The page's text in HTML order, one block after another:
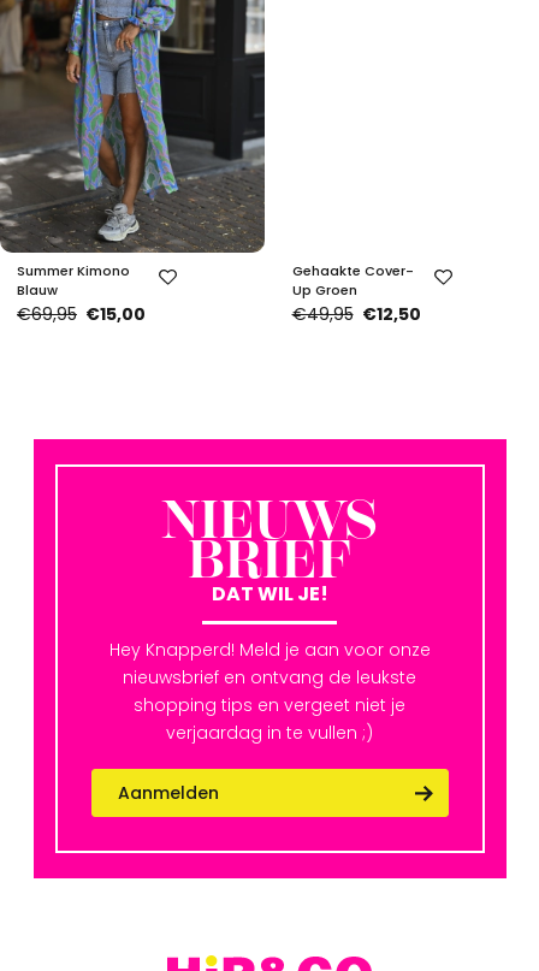
Summer Kimono
Blauw
€69,95 €15,00
Gehaakte Cover-
Up Groen
€49,95 €12,50
NIEUWS
BRIEF
DAT WIL JE!
Hey Knapperd! Meld je aan voor onze
nieuwsbrief en ontvang de leukste
shopping tips en vergeet niet je
verjaardag in te vullen ;)
Aanmelden